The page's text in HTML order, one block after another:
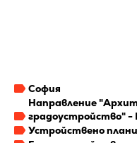
София
Направление
градоустройство" -
Устройствено